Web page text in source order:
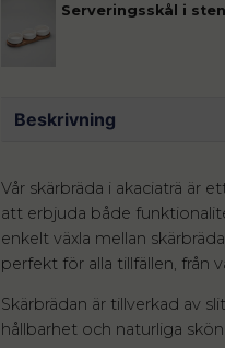
Serveringsskål i
Beskrivning
Vår skärbräda i akaciaträ är
att erbjuda både
enkelt växla mellan
perfekt för alla tillfällen, från
Skärbrädan är tillverkad av
hållbarhet och naturliga